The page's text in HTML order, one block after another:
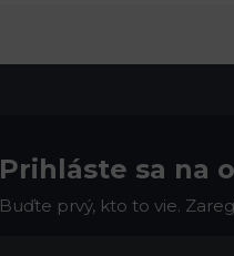
Prihláste sa na
Buďte prvý, kto to vie.